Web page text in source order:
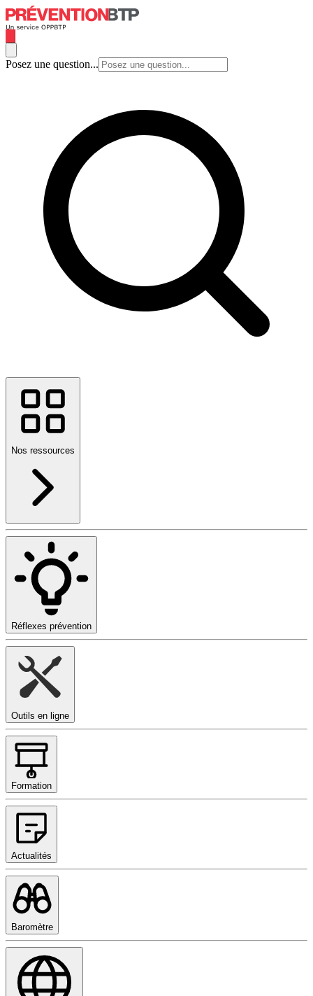
Posez une question...
Nos ressources
Réflexes prévention
Outils en ligne
Formation
Actualités
Baromètre